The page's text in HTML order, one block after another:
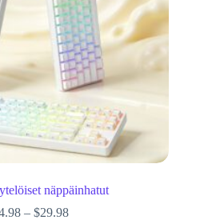
näppäinhatut
– $29.98